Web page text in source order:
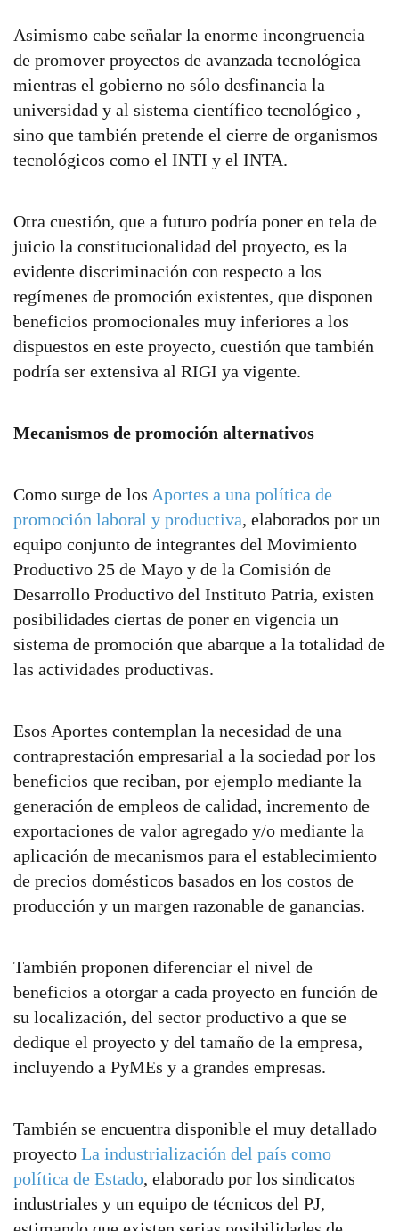
Asimismo cabe señalar la enorme incongruencia
de promover proyectos de avanzada tecnológica
mientras el gobierno no sólo desfinancia la
universidad y al sistema científico tecnológico ,
sino que también pretende el cierre de organismos
tecnológicos como el INTI y el INTA.
Otra cuestión, que a futuro podría poner en tela de
juicio la constitucionalidad del proyecto, es la
evidente discriminación con respecto a los
regímenes de promoción existentes, que disponen
beneficios promocionales muy inferiores a los
dispuestos en este proyecto, cuestión que también
podría ser extensiva al RIGI ya vigente.
Mecanismos de promoción alternativos
Como surge de los Aportes a una política de
promoción laboral y productiva, elaborados por un
equipo conjunto de integrantes del Movimiento
Productivo 25 de Mayo y de la Comisión de
Desarrollo Productivo del Instituto Patria, existen
posibilidades ciertas de poner en vigencia un
sistema de promoción que abarque a la totalidad de
las actividades productivas.
Esos Aportes contemplan la necesidad de una
contraprestación empresarial a la sociedad por los
beneficios que reciban, por ejemplo mediante la
generación de empleos de calidad, incremento de
exportaciones de valor agregado y/o mediante la
aplicación de mecanismos para el establecimiento
de precios domésticos basados en los costos de
producción y un margen razonable de ganancias.
También proponen diferenciar el nivel de
beneficios a otorgar a cada proyecto en función de
su localización, del sector productivo a que se
dedique el proyecto y del tamaño de la empresa,
incluyendo a PyMEs y a grandes empresas.
También se encuentra disponible el muy detallado
proyecto La industrialización del país como
política de Estado, elaborado por los sindicatos
industriales y un equipo de técnicos del PJ,